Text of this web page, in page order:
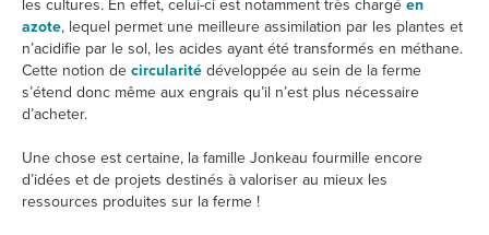
les cultures. En effet, celui-ci est notamment très chargé en
azote, lequel permet une meilleure assimilation par les plantes et
n’acidifie par le sol, les acides ayant été transformés en méthane.
Cette notion de circularité développée au sein de la ferme
s’étend donc même aux engrais qu’il n’est plus nécessaire
d’acheter.
Une chose est certaine, la famille Jonkeau fourmille encore
d’idées et de projets destinés à valoriser au mieux les
ressources produites sur la ferme !